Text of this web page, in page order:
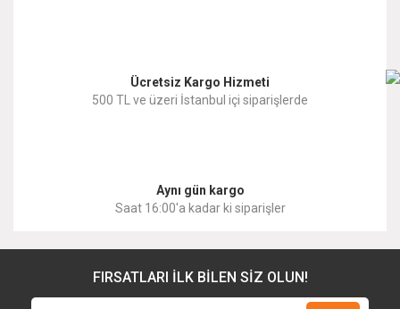
Ücretsiz Kargo Hizmeti
500 TL ve üzeri İstanbul içi siparişlerde
Aynı gün kargo
Saat 16:00'a kadar ki siparişler
FIRSATLARI İLK BİLEN SİZ OLUN!